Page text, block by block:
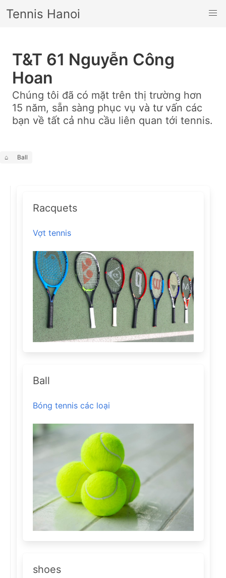
Tennis Hanoi
T&T 61 Nguyễn Công
Hoan
Chúng tôi đã có mặt trên thị trường hơn
15 năm, sẵn sàng phục vụ và tư vấn các
bạn về tất cả nhu cầu liên quan tới tennis.
⌂ Ball
Racquets
Vợt tennis
Ball
Bóng tennis các loại
shoes